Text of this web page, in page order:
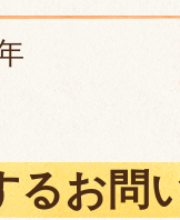
るお問